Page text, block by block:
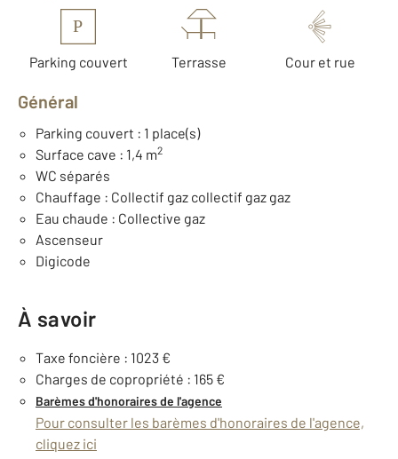
P
Parking couvert Terrasse Cour et rue
Général
Parking couvert : 1 place(s)
Surface cave : 1,4 m2
WC séparés
Chauffage : Collectif gaz collectif gaz gaz
Eau chaude : Collective gaz
Ascenseur
Digicode
À savoir
Taxe foncière : 1023 €
Charges de copropriété : 165 €
Barèmes d'honoraires de l'agence
Pour consulter les barèmes d'honoraires de l'agence,
cliquez ici